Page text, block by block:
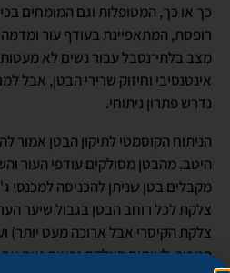
כך או כך, המטופלות וגם המומחים
רופסת, המתאפיינת בעודף עור ומדמה
מצב בלתי־נסבל עבור נשים לא
אינטנסיבי וחיזוק שרירי הבטן, אבל
נדרש פתרון ניתוחי.
הניתוח הקוסמטי לתיקון הבטן אמור
היטב. מהבטן מסולקים עודפי העור
מקבלים בטן שניתן להכניסה למכנסי
צלקת לכל רוחב הבטן בגבול שיער
צלקת הקיסרי אבל ארוכה מעט יותר)
הטבור. לעיתים הצלקת נראית נאה